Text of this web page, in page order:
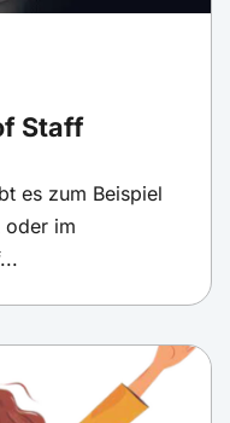
Staff
es zum Beispiel
oder im